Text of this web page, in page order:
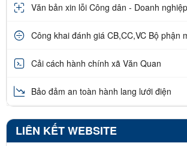
Văn bản xin lỗi Công dân - Doanh nghiệp
Công khai đánh giá CB,CC,VC Bộ phận
Cải cách hành chính xã Văn Quan
Bảo đảm an toàn hành lang lưới điện
LIÊN KẾT WEBSITE